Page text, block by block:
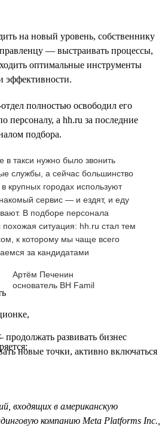
на новый уровень, собственнику
— выстраивать процессы,
оптимальные инструменты
полностью освободил его
персоналу, а hh.ru за последние
подбора.
в такси нужно было звонить
службы, а сейчас большинство
крупных городах используют
сервис — и ездят, и еду
В подборе персонала
похожая ситуация: hh.ru стал тем
к которому мы чаще всего
за кандидатами
Артём Печенин
основатель BH Famil
развивать бизнес
новые точки, активно включаться
входящих в американскую
компанию Meta Platforms Inc.,